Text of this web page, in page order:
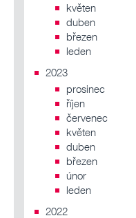
květen
duben
březen
leden
2023
prosinec
říjen
červenec
květen
duben
březen
únor
leden
2022